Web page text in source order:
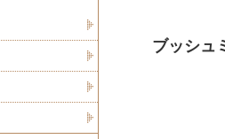
ブッシュ